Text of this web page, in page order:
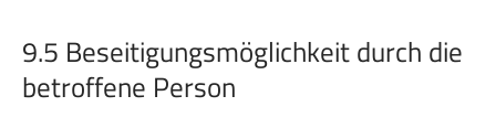
9.5 Beseitigungsmöglichkeit durch die
betroffene Person